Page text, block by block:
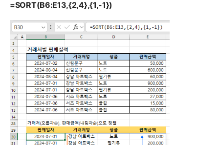
=SORT(B6:E13,{2,4},{1,-1})